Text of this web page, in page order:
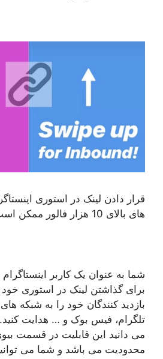
قرار دادن لینک در استوری
های بالای 10 هزار فالور ممکن است
شما به عنوان یک کاربر
برای گذاشتن لینک در استوری خود
بازدید کنندگان خود را به شبکه
تلگرام، فیس بوک و … هدایت
می دانید این قابلیت در قسمت
محدودیت می باشد و شما می توانید